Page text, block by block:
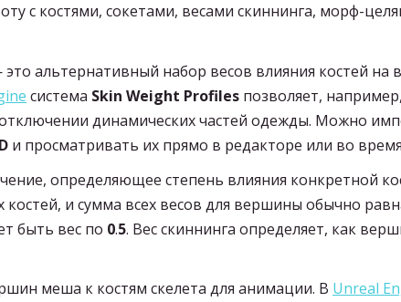
с костями, сокетами, весами скиннинга, морф-
альтернативный набор весов влияния костей
система Skin Weight Profiles позволяет,
динамических частей одежды. Можно
и просматривать их прямо в редакторе или во
определяющее степень влияния конкретной
и сумма всех весов для вершины обычно
быть вес по 0.5. Вес скиннинга определяет, как
меша к костям скелета для анимации. В Unreal